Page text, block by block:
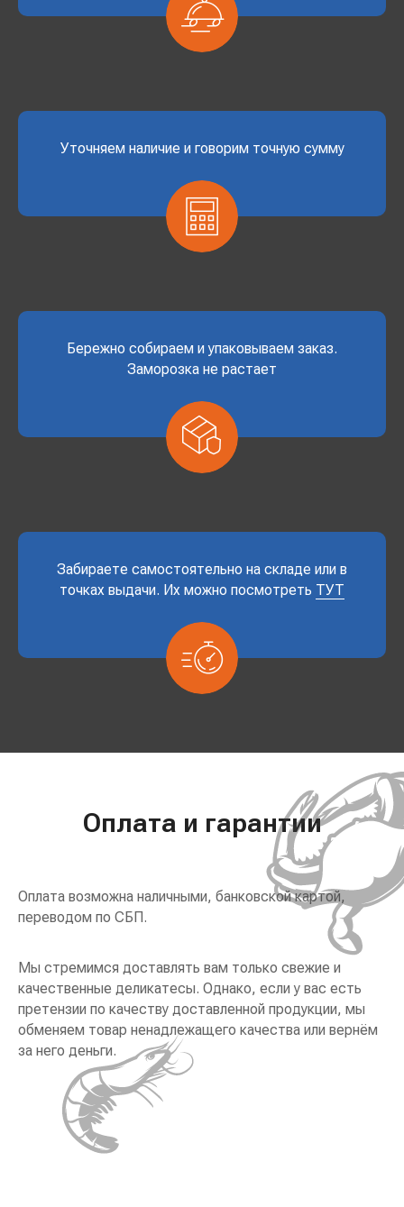
Уточняем наличие и говорим точную сумму
Бережно собираем и упаковываем заказ.
Заморозка не растает
Забираете самостоятельно на складе или в
точках выдачи. Их можно посмотреть ТУТ
Оплата и гарантии
Оплата возможна наличными, банковской картой,
переводом по СБП.
Мы стремимся доставлять вам только свежие и
качественные деликатесы. Однако, если у вас есть
претензии по качеству доставленной продукции, мы
обменяем товар ненадлежащего качества или вернём
за него деньги.